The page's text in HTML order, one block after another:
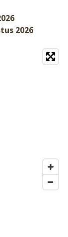
2026